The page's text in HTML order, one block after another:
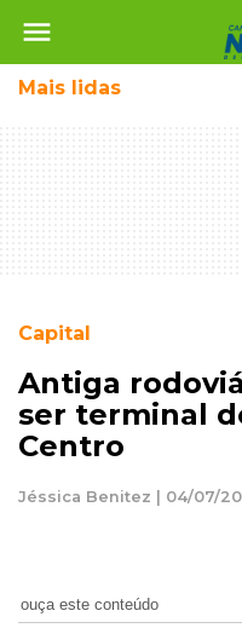
menu
Mais lidas
Capital
Antiga
ser terminal
Centro
Jéssica Benitez | 04/07/
ouça este conteúdo